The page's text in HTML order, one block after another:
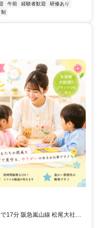
午前 経験者歓迎
研修あり